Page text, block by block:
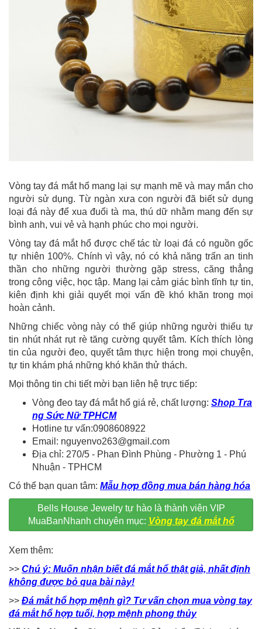
Vòng tay đá mắt hổ mang lại sự mạnh mẽ và may mắn cho
người sử dụng. Từ ngàn xưa con người đã biết sử dụng
loại đá này để xua đuổi tà ma, thú dữ nhằm mang đến sự
bình anh, vui vẻ và hạnh phúc cho mọi người.
Vòng tay đá mắt hổ được chế tác từ loại đá có nguồn gốc
tự nhiên 100%. Chính vì vậy, nó có khả năng trấn an tinh
thần cho những người thường gặp stress, căng thẳng
trong công việc, học tập. Mang lại cảm giác bình tĩnh tự tin,
kiên định khi giải quyết mọi vấn đề khó khăn trong mọi
hoàn cảnh.
Những chiếc vòng này có thể giúp những người thiếu tự
tin nhút nhát rụt rè tăng cường quyết tâm. Kích thích lòng
tin của người đeo, quyết tâm thực hiện trong mọi chuyện,
tự tin khám phá những khó khăn thử thách.
Mọi thông tin chi tiết mời bạn liên hệ trực tiếp:
Vòng đeo tay đá mắt hổ giá rẻ, chất lượng: Shop Tra
ng Sức Nữ TPHCM
Hotline tư vấn:0908608922
Email: nguyenvo263@gmail.com
Địa chỉ: 270/5 - Phan Đình Phùng - Phường 1 - Phú
Nhuận - TPHCM
Có thể bạn quan tâm: Mẫu hợp đồng mua bán hàng hóa
Bells House Jewelry tự hào là thành viên VIP
MuaBanNhanh chuyên mục: Vòng tay đá mắt hổ
Xem thêm:
>> Chú ý: Muốn nhận biết đá mắt hổ thật giả, nhất định
không được bỏ qua bài này!
>> Đá mắt hổ hợp mệnh gì? Tư vấn chọn mua vòng tay
đá mắt hổ hợp tuổi, hợp mệnh phong thủy